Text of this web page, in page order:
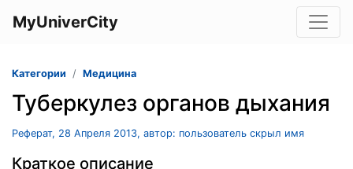
MyUniverCity
Категории Медицина
Туберкулез органов дыхания
Реферат, 28 Апреля 2013, автор: пользователь скрыл имя
Краткое описание